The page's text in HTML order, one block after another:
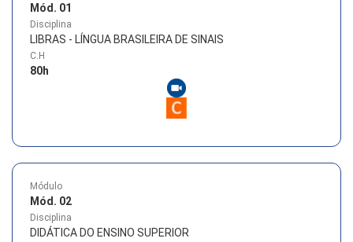
Mód. 01
Disciplina
LIBRAS - LÍNGUA BRASILEIRA DE SINAIS
C.H
80h
Módulo
Mód. 02
Disciplina
DIDÁTICA DO ENSINO SUPERIOR